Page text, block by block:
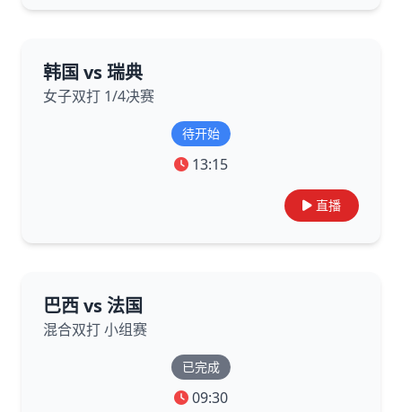
韩国 vs 瑞典
女子双打 1/4决赛
待开始
13:15
直播
巴西 vs 法国
混合双打 小组赛
已完成
09:30